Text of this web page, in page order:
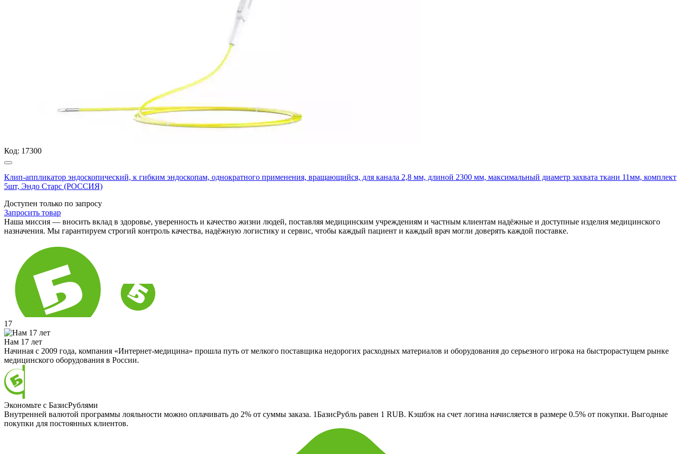
Код: 17300
Клип-аппликатор эндоскопический, к гибким эндоскопам, однократного применения, вращающийся, для канала 2,8 мм, длиной 2300 мм, максимальный диаметр захвата ткани 11мм, комплект
5шт, Эндо Старс (РОССИЯ)
Доступен только по запросу
Запросить товар
Наша миссия — вносить вклад в здоровье, уверенность и качество жизни людей, поставляя медицинским учреждениям и частным клиентам надёжные и доступные изделия медицинского
назначения. Мы гарантируем строгий контроль качества, надёжную логистику и сервис, чтобы каждый пациент и каждый врач могли доверять каждой поставке.
17
Нам 17 лет
Начиная с 2009 года, компания «Интернет-медицина» прошла путь от мелкого поставщика недорогих расходных материалов и оборудования до серьезного игрока на быстрорастущем рынке
медицинского оборудования в России.
Экономьте с БазисРублями
Внутренней валютой программы лояльности можно оплачивать до 2% от суммы заказа. 1БазисРубль равен 1 RUB. Кэшбэк на счет логина начисляется в размере 0.5% от покупки. Выгодные
покупки для постоянных клиентов.